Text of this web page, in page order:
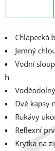
Chlapecká
Jemný
Vodní
h
Dvě kapsy
Rukávy
Reflexní
Krytka na